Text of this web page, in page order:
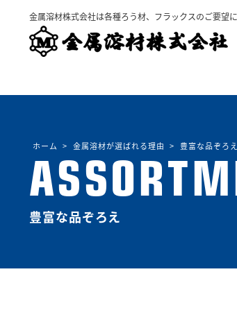
金属溶材株式会社は各種ろう材、フラックスのご要望に
ホーム 金属溶材が選ばれる理由 豊富な品ぞろえ
豊富な品ぞろえ